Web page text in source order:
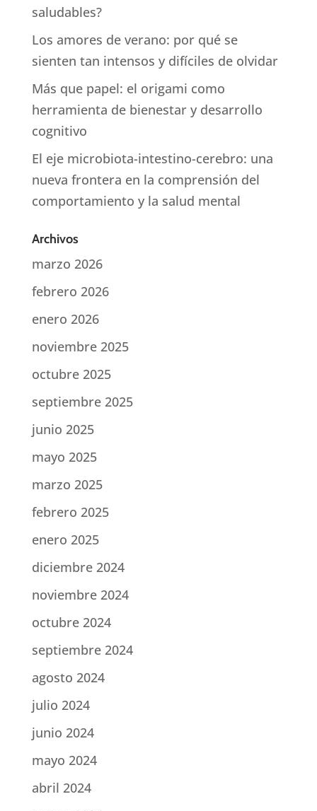
saludables?
Los amores de verano: por qué se
sienten tan intensos y difíciles de olvidar
Más que papel: el origami como
herramienta de bienestar y desarrollo
cognitivo
El eje microbiota-intestino-cerebro: una
nueva frontera en la comprensión del
comportamiento y la salud mental
Archivos
marzo 2026
febrero 2026
enero 2026
noviembre 2025
octubre 2025
septiembre 2025
junio 2025
mayo 2025
marzo 2025
febrero 2025
enero 2025
diciembre 2024
noviembre 2024
octubre 2024
septiembre 2024
agosto 2024
julio 2024
junio 2024
mayo 2024
abril 2024